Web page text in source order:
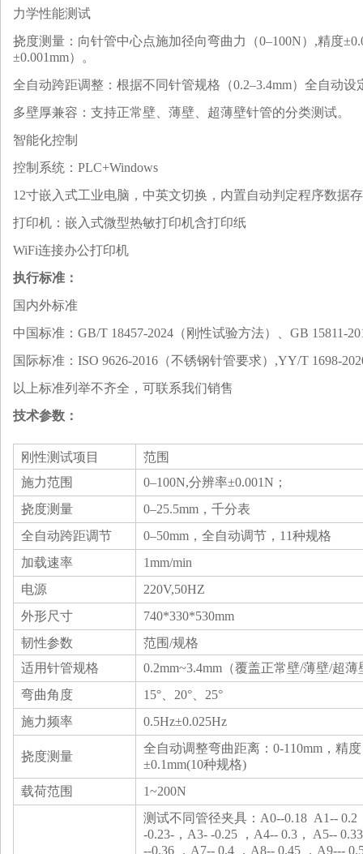
‌力学性能测试‌
‌挠度测量‌：向针管中心点施加径向弯曲力（0–100N） ,精度±
±0.001mm）‌。
全自动‌跨距调整‌：根据不同针管规格（0.2–3.4mm） 全自动设
‌多壁厚兼容‌：支持正常壁、薄壁、超薄壁针管的分类测试‌。
‌智能化控制
控制系统：PLC+Windows
12寸嵌入式工业电脑 ， 中英文切换， 内置自动判定程序数据
打印机：嵌入式微型热敏打印机含打印纸
WiFi连接办公打印机
执行标准 ：
‌国内外标准‌
中国标准‌：GB/T 18457-2024（刚性试验方法）‌、GB 15811-
‌国际标准‌：ISO 9626-2016（不锈钢针管要求）‌ ,YY/T 1698-
以上标准列举不齐全，可联系我们销售
技术参数 ：
刚性测试项目
范围
施力范围
0–100N,分辨率±0.001N ；
挠度测量
0–25.5mm ，千分表
全自动跨距调节 0–50mm ，全自动调节， 11种规格
加载速率
1mm/min
电源
220V,50HZ
外形尺寸
740*330*530mm
韧性‌参数‌
‌范围/规格‌
‌适用针管规格‌
0.2mm~3.4mm（覆盖正常壁/薄壁/超薄
‌弯曲角度‌
15°、20°、25°
‌施力频率‌
0.5Hz±0.025Hz
‌挠度测量‌
全自动调整弯曲距离：0-110mm，精度
±0.1mm(10种规格)
‌载荷范围‌
1~200N
测试不同管径夹具：A0--0.18 A1-- 0.2
-0.23-，A3- -0.25 ，A4-- 0.3， A5--
--0.36 ，A7-- 0.4 ，A8-- 0.45 ，A9---